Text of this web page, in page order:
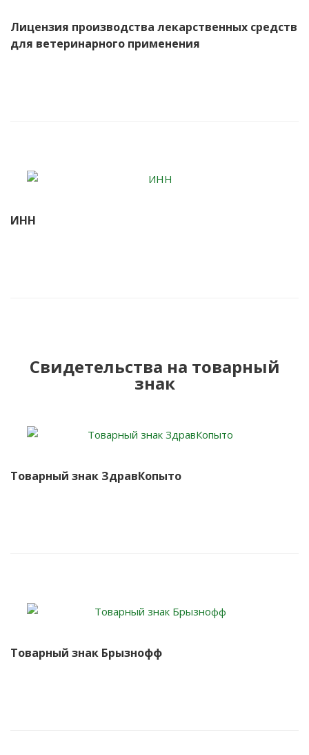
Лицензия производства лекарственных средств
для ветеринарного применения
ИНН
Свидетельства на товарный
знак
Товарный знак ЗдравКопыто
Товарный знак Брызнофф